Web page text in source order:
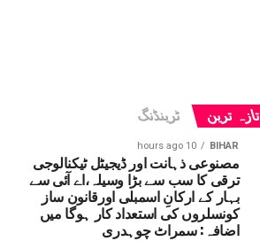
تازہ ترین ٹرینڈنگ
BIHAR
10 hours ago
مصنوعی ذہانت اور ڈیجیٹل ٹیکنالوجی
ترقی کا سب سے بڑا وسیلہ،اے آئی سے
بہار کے ارکانِ اسمبلی اورقانون ساز
کونسلروں کی استعداد کار ہوگا میں
اضافہ: سمراٹ چوہدری